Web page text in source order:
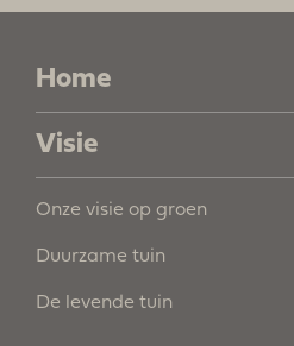
Home
Visie
Onze visie op groen
Duurzame tuin
De levende tuin